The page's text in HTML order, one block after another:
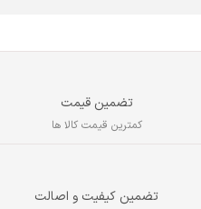
تضمین قیمت
کمترین قیمت کالا ها
تضمین کیفیت و اصالت